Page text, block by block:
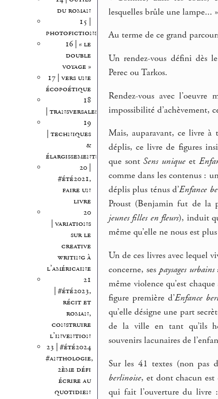
du roman
15 |
photofictions
16 | « le
double
voyage »
17 | vers une
écopoétique
18
| transversales
19
| techniques
&
élargissements
20 |
#été2021,
faire un
livre
20
| variations
sur le
creative
writing à
l’américaine
21
| #été2023,
récit et
roman,
construire
l’invention
23 | #été2024
#anthologie,
2ème défi
écrire au
quotidien
lesquelles brûle une lampe... »
Au terme de ce grand
Un rendez-vous défini dès
Perec ou Tarkos.
Rendez-vous avec
impossibilité d’achèvement,
Mais, auparavant, ce livre à
déplis, ce livre de figures
que sontSens unique et
comme dans les contenus :
déplis plus ténus d’Enfance
Proust (Benjamin fut de la
jeunes filles en fleurs), induit
même qu’elle ne nous est
Un de ces livres avec lequel
concerne, ses paysages urbains
même violence qu’est
figure première d’Enfance
qu’elle désigne une part
de la ville en tant qu’ils
souvenirs lacunaires de
Sur les 41 textes (non pas
berlinoise, et dont chacun
qui fait l’ouverture du